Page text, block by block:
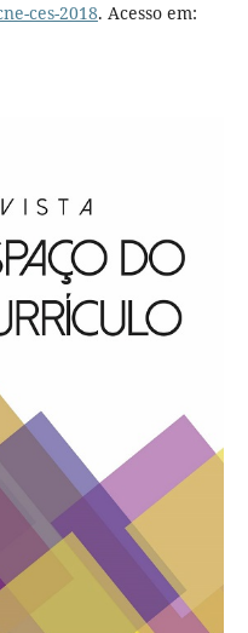
ces-2018. Acesso em: